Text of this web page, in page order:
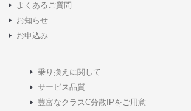
よくあるご質問
お知らせ
お申込み
乗り換えに関して
サービス品質
豊富なクラスC分散IPをご用意